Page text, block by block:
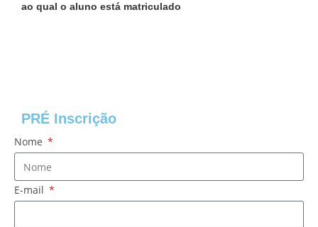
ao qual o aluno está matriculado
PRÉ Inscrição
Nome
E-mail